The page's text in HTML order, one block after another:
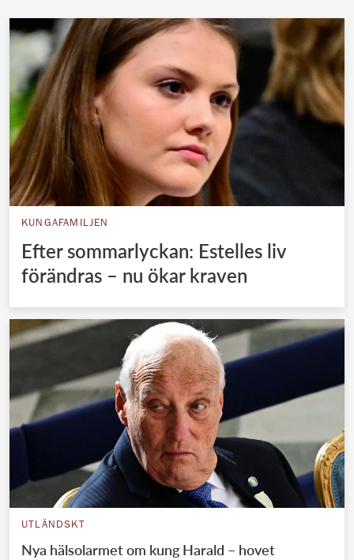
KUNGAFAMILJEN
Efter sommarlyckan: Estelles liv
förändras – nu ökar kraven
UTLÄNDSKT
Nya hälsolarmet om kung Harald – hovet